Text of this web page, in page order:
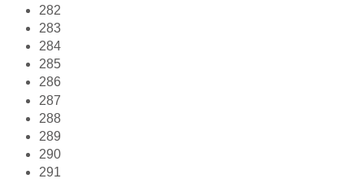
282
283
284
285
286
287
288
289
290
291